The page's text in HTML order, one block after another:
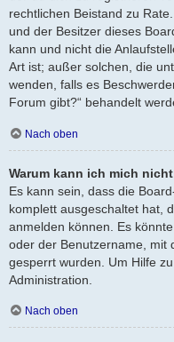
rechtlichen Beistand zu
und der Besitzer dieses
kann und nicht die
Art ist; außer solchen, die
wenden, falls es
Forum gibt?“ behandelt
Nach oben
Warum kann ich mich
Es kann sein, dass die
komplett ausgeschaltet hat,
anmelden können. Es
oder der Benutzername, mit
gesperrt wurden. Um Hilfe
Administration.
Nach oben